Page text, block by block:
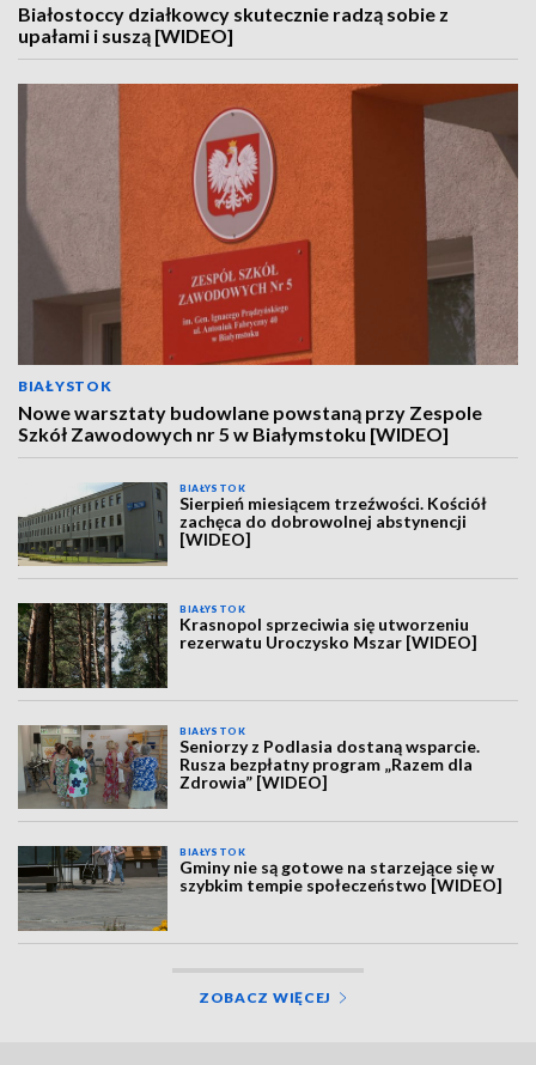
Białostoccy działkowcy skutecznie radzą sobie z
upałami i suszą [WIDEO]
BIAŁYSTOK
Nowe warsztaty budowlane powstaną przy Zespole
Szkół Zawodowych nr 5 w Białymstoku [WIDEO]
BIAŁYSTOK
Sierpień miesiącem trzeźwości. Kościół
zachęca do dobrowolnej abstynencji
[WIDEO]
BIAŁYSTOK
Krasnopol sprzeciwia się utworzeniu
rezerwatu Uroczysko Mszar [WIDEO]
BIAŁYSTOK
Seniorzy z Podlasia dostaną wsparcie.
Rusza bezpłatny program „Razem dla
Zdrowia” [WIDEO]
BIAŁYSTOK
Gminy nie są gotowe na starzejące się w
szybkim tempie społeczeństwo [WIDEO]
ZOBACZ WIĘCEJ